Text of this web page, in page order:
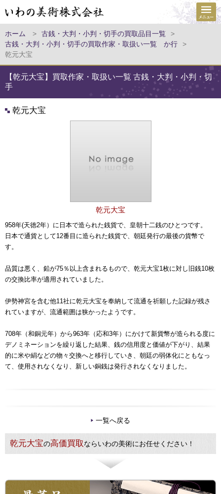
ホーム > 古銭・大判・小判・切手の買取品目一覧
>
古銭・大判・小判・切手の買取作家・取扱い一覧 か行
>
乾元大宝
【乾元大宝】買取作家・取扱い一覧 古銭・大判・小判・切
手
乾元大宝
乾元大宝
958年(天徳2年）に日本で造られた銭貨で、皇朝十二銭のひとつです。
日本で通貨として12番目に造られた銭貨で、朝廷発行の最後の貨幣で
す。
品質は悪く、鉛が75％以上含まれるもので、乾元大宝1枚に対し旧銭10枚
の交換比率が適用されていました。
伊勢神宮を含む他11社に乾元大宝を奉納して流通を祈願した記録が残さ
れていますが、流通範囲は狭かったようです。
708年（和銅元年）から963年（応和3年）にかけて新貨幣が造られる度に
デノミネーションを繰り返した結果、銭の信用度と価値が下がり、結果
的に米や絹などの物々交換へと移行していき、朝廷の弱体化にともなっ
て、使用されなくなり、新しい銅銭は発行されなくなりました。
一覧へ戻る
乾元大宝の高価買取ならいわの美術にお任せください！